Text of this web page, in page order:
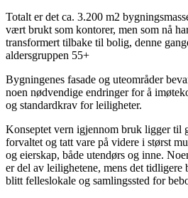
Totalt er det ca. 3.200 m2
vært brukt som kontorer, men som nå
transformert tilbake til bolig, denne
aldersgruppen 55+
Bygningenes fasade og uteområder
noen nødvendige endringer for å
og standardkrav for leiligheter.
Konseptet vern igjennom bruk ligger til
forvaltet og tatt vare på videre i størst
og eierskap, både utendørs og inne.
er del av leilighetene, mens det
blitt felleslokale og samlingssted for